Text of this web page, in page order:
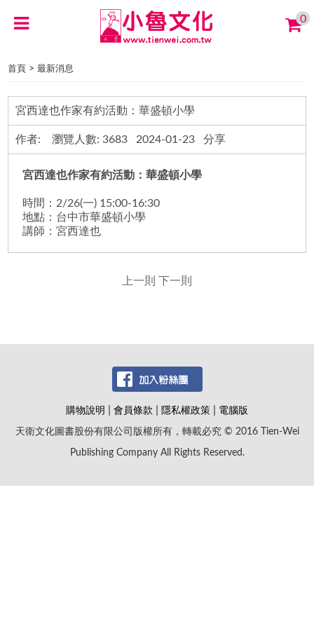
0
首頁 >最新消息
宮西達也作家有約活動：華盛頓小學
作者: 瀏覽人數: 3683 2024-01-23 分享
宮西達也作家有約活動：華盛頓小學
時間：2/26(一) 15:00-16:30
地點：台中市華盛頓小學
講師：宮西達也
上一則 下一則
購物說明 會員條款 隱私權政策
電腦版
天衛文化圖書股份有限公司版權所有，轉載必究 © 2016 Tien-Wei
Publishing Company All Rights Reserved.